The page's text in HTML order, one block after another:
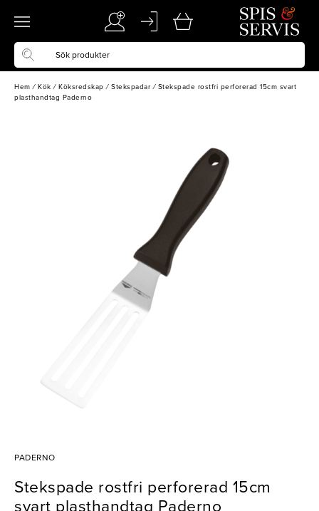
Hem / Kök / Köksredskap / Stekspadar / Stekspade rostfri perforerad 15cm svart
plasthandtag Paderno
PADERNO
Stekspade rostfri perforerad 15cm
svart plasthandtag Paderno